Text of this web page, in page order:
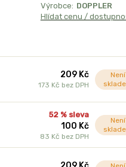
Výrobce: DOPPLER
Hlídat cenu /
209 Kč
173 Kč bez DPH
Není
52 % sleva
100 Kč
83 Kč bez DPH
Není